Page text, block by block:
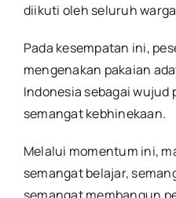
diikuti oleh seluruh
Pada kesempatan ini,
mengenakan pakaian
Indonesia sebagai wujud
semangat kebhinekaan.
Melalui momentum ini,
semangat belajar,